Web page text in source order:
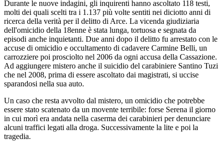
Durante le nuove indagini, gli inquirenti hanno ascoltato 118 testi,
molti dei quali scelti tra i 1.137 più volte sentiti nei diciotto anni di
ricerca della verità per il delitto di Arce. La vicenda giudiziaria
dell'omicidio della 18enne è stata lunga, tortuosa e segnata da
episodi anche inquietanti. Due anni dopo il delitto fu arrestato con le
accuse di omicidio e occultamento di cadavere Carmine Belli, un
carrozziere poi prosciolto nel 2006 da ogni accusa della Cassazione.
Ad aggiungere mistero anche il suicidio del carabiniere Santino Tuzi
che nel 2008, prima di essere ascoltato dai magistrati, si uccise
sparandosi nella sua auto.
Un caso che resta avvolto dal mistero, un omicidio che potrebbe
essere stato scatenato da un movente terribile: forse Serena il giorno
in cui morì era andata nella caserma dei carabinieri per denunciare
alcuni traffici legati alla droga. Successivamente la lite e poi la
tragedia.